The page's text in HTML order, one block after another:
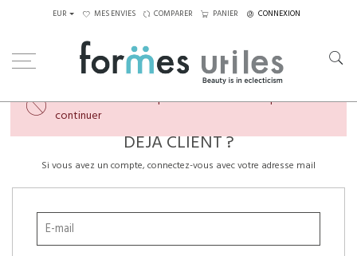
EUR MES ENVIES COMPARER PANIER CONNEXION
Veuillez créer un compte ou vous connecter pour
continuer
DÉJÀ CLIENT ?
Si vous avez un compte, connectez-vous avec votre adresse mail